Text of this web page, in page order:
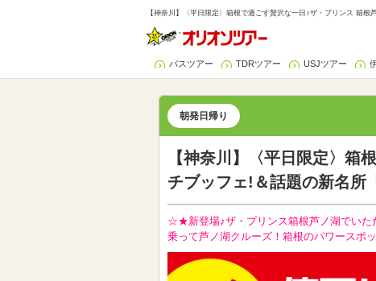
【神奈川】〈平日限定〉箱根で過ごす贅沢な一日♪ザ・プリンス 箱
バスツアー TDRツアー USJツアー
朝発日帰り
【神奈川】〈平日限定〉箱
チブッフェ!＆話題の新名所
☆★新登場♪ザ・プリンス箱根芦ノ湖でいた
乗って芦ノ湖クルーズ！箱根のパワースポ